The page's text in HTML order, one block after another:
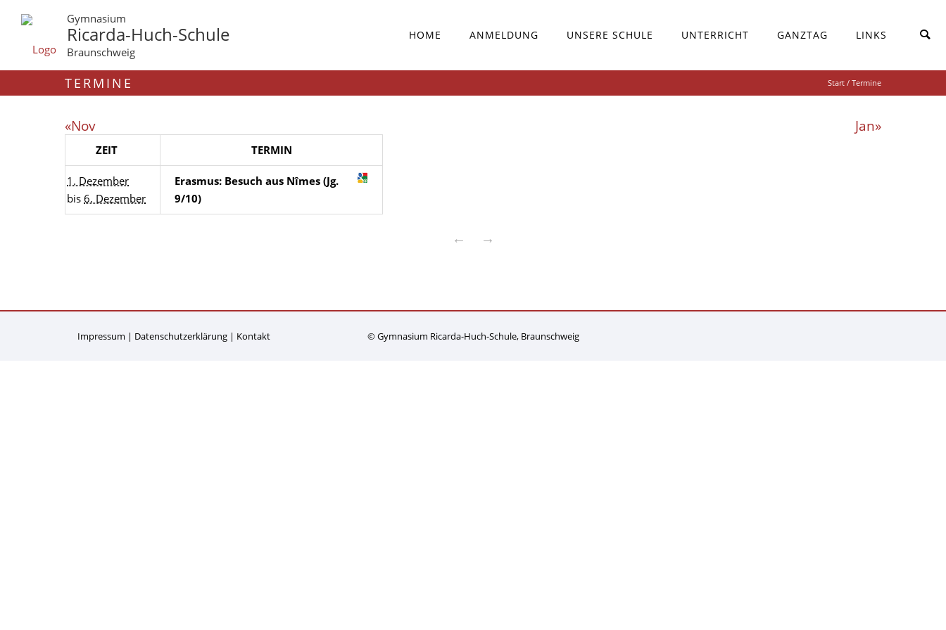
Gymnasium
Ricarda-Huch-Schule
Braunschweig
HOME ANMELDUNG UNSERE SCHULE UNTERRICHT GANZTAG LINKS
TERMINE Start / Termine
«Nov Jan»
ZEIT TERMIN
1. Dezember
bis 6. Dezember
Erasmus: Besuch aus Nîmes (Jg.
9/10)
← →
Impressum Datenschutzerklärung Kontakt © Gymnasium Ricarda-Huch-Schule, Braunschweig